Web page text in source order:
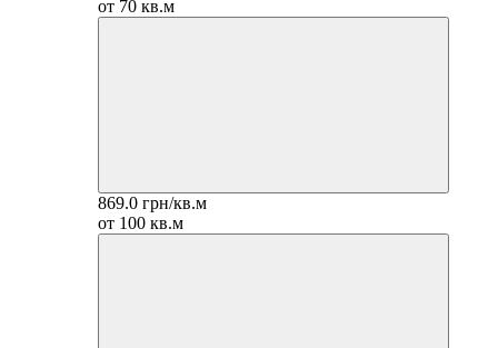
от 70 кв.м
869.0 грн/кв.м
от 100 кв.м